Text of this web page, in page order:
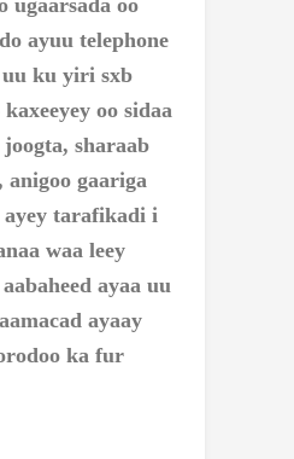
ugaarsada oo
ayuu telephone
ku yiri sxb
oo sidaa
sharaab
anigoo gaariga
tarafikadi i
waa leey
ayaa uu
ayaay
ka fur